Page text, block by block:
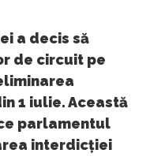
a decis să
de circuit pe
1 iulie. Această
parlamentul
interdicției